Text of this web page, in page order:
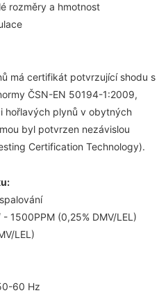
rozměry a hmotnost
má certifikát potvrzující shodu s
ČSN-EN 50194-1:2009,
hořlavých plynů v obytných
byl potvrzen nezávislou
Certification Technology).
1500PPM (0,25% DMV/LEL)
LEL)
60 Hz